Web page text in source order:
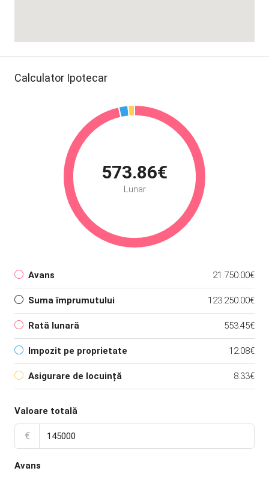
Calculator Ipotecar
573.86€
Lunar
Avans 21.750.00€
Suma împrumutului 123.250.00€
Rată lunară 553.45€
Impozit pe proprietate 12.08€
Asigurare de locuință 8.33€
Valoare totală
€
Avans